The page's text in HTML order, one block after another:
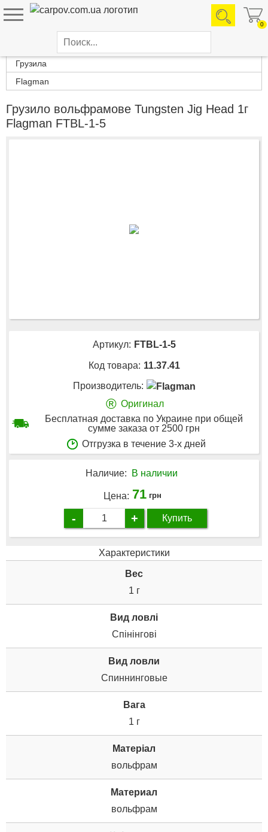
0
Каталог товаров
Грузила
Flagman
Грузило вольфрамове Tungsten Jig Head 1г
Flagman FTBL-1-5
Артикул: FTBL-1-5
Код товара: 11.37.41
Производитель:
® Оригинал
Бесплатная доставка по Украине при общей
сумме заказа от 2500 грн
Отгрузка в течение 3-х дней
Наличие: В наличии
Цена: 71 грн
- + Купить
Характеристики
Вес
1 г
Вид ловлі
Спінінгові
Вид ловли
Спиннинговые
Вага
1 г
Матеріал
вольфрам
Материал
вольфрам